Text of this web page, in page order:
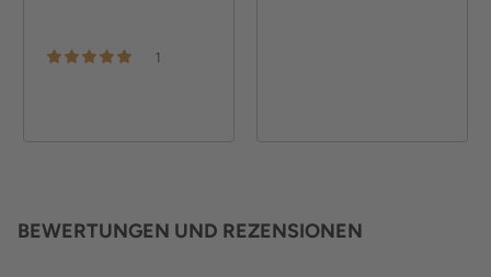
1
BEWERTUNGEN UND REZENSIONEN